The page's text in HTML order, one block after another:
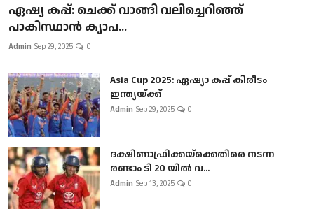
ഏഷ്യ കപ്പ്: ചെക്ക് വാങ്ങി വലിച്ചെറിഞ്ഞ്
പാകിസ്ഥാൻ ക്യാപ...
Admin Sep 29, 2025 0
Asia Cup 2025: ഏഷ്യാ കപ്പ് കിരീടം
ഇന്ത്യയ്ക്ക്
Admin Sep 29, 2025 0
ദക്ഷിണാഫ്രിക്കയ്‌ക്കെതിരെ നടന്ന
രണ്ടാം ടി 20 യിൽ വ...
Admin Sep 13, 2025 0